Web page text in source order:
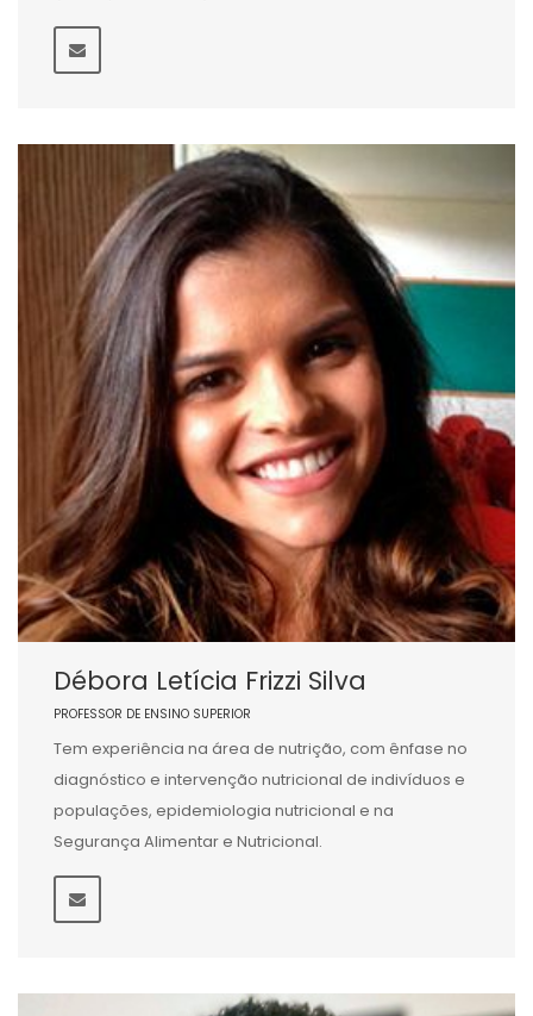
Débora Letícia Frizzi Silva
PROFESSOR DE ENSINO SUPERIOR
Tem experiência na área de nutrição, com ênfase no
diagnóstico e intervenção nutricional de indivíduos e
populações, epidemiologia nutricional e na
Segurança Alimentar e Nutricional.